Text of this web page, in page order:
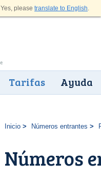
Yes, please translate to English.
Tarifas Ayuda
Inicio Números entrantes
Números